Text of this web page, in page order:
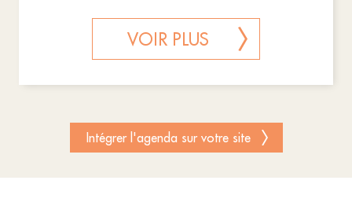
VOIR PLUS
Intégrer l'agenda sur votre site